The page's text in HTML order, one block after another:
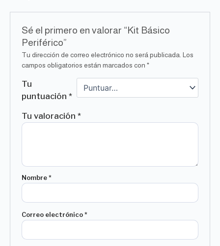
Sé el primero en valorar “Kit Básico
Periférico”
Tu dirección de correo electrónico no será publicada. Los
campos obligatorios están marcados con*
Tu
puntuación*
Tu valoración*
Nombre*
Correo electrónico*